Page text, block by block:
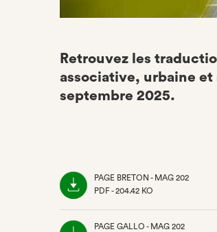
Retrouvez les
associative, urbaine
septembre 2025.
PAGE BRETON - MAG 202
PDF - 204.42 KO
PAGE GALLO - MAG 202